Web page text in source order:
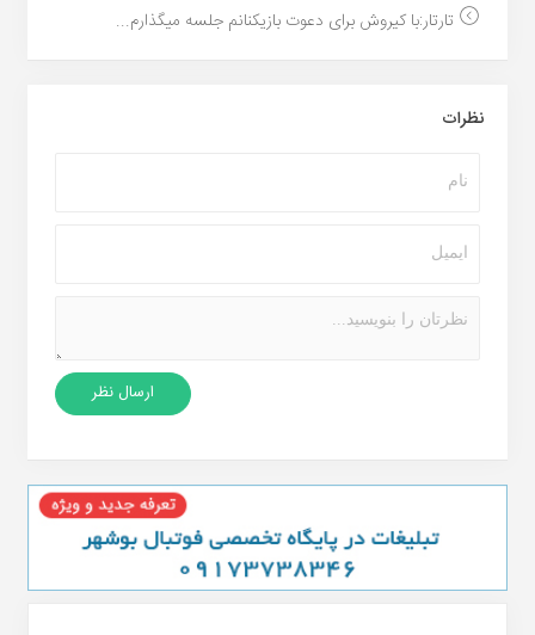
تارتار:با کیروش برای دعوت بازیکنانم جلسه میگذارم...
نظرات